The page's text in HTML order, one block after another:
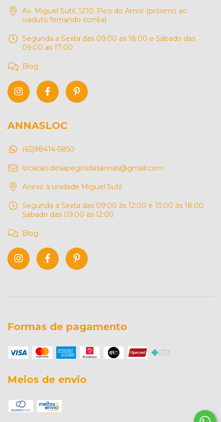
Av. Miguel Sutil, 1210, Pico do Amor (próximo ao
viaduto fernando corrêa)
Segunda a Sexta das 09:00 as 18:00 e Sábado das
09:00 as 17:00
Blog
ANNASLOC
(65)98414-5850
locacao.desapegosdasannas@gmail.com
Anexo à unidade Miguel Sutil
Segunda a Sexta das 09:00 às 12:00 e 13:00 às 18:00
Sábado das 09:00 às 12:00
Blog
Formas de pagamento
Meios de envio